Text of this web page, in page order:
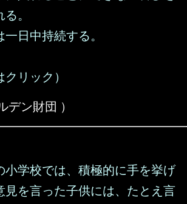
。
日中持続する。
リック）
デン財団 ）
小学校では、積極的に手を挙げ
見を言った子供には、たとえ言